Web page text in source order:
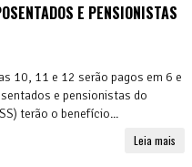
E PENSIONISTAS
10, 11 e 12 serão pagos em 6 e
e pensionistas do
terão o benefício...
Leia mais